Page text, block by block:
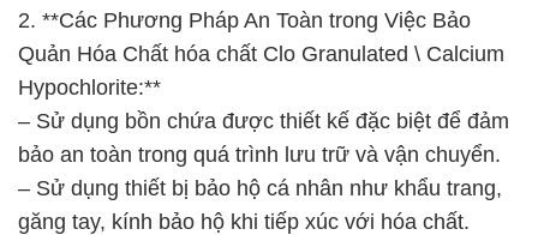
2. **Các Phương Pháp An Toàn trong Việc Bảo
Quản Hóa Chất hóa chất Clo Granulated \ Calcium
Hypochlorite:**
– Sử dụng bồn chứa được thiết kế đặc biệt để đảm
bảo an toàn trong quá trình lưu trữ và vận chuyển.
– Sử dụng thiết bị bảo hộ cá nhân như khẩu trang,
găng tay, kính bảo hộ khi tiếp xúc với hóa chất.